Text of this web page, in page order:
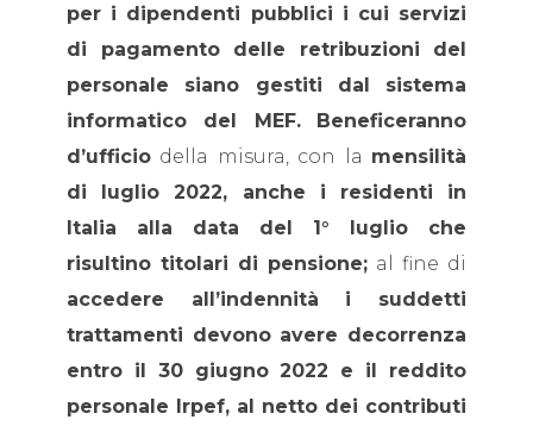
per i dipendenti pubblici i cui servizi
di pagamento delle retribuzioni del
personale siano gestiti dal sistema
informatico del MEF.
Beneficeranno
d’ufficio della misura, con la mensilità
di luglio 2022, anche i residenti in
Italia alla data del 1° luglio che
risultino titolari di pensione; al fine di
accedere all’indennità i suddetti
trattamenti devono avere decorrenza
entro il 30 giugno 2022 e il reddito
personale Irpef, al netto dei contributi